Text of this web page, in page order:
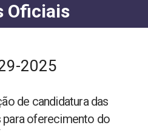
Oficiais
2025
de candidatura das
para oferecimento do